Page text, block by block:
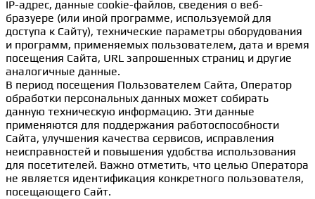
IP-адрес, данные cookie-файлов, сведения о веб-
бразуере (или иной программе, используемой для
доступа к Сайту), технические параметры оборудования
и программ, применяемых пользователем, дата и время
посещения Сайта, URL запрошенных страниц и другие
аналогичные данные.
В период посещения Пользователем Сайта, Оператор
обработки персональных данных может собирать
данную техническую информацию. Эти данные
применяются для поддержания работоспособности
Сайта, улучшения качества сервисов, исправления
неисправностей и повышения удобства использования
для посетителей. Важно отметить, что целью Оператора
не является идентификация конкретного пользователя,
посещающего Сайт.